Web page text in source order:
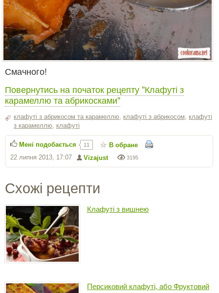
Смачного!
Повернутись на початок рецепту "Клафуті з
карамеллю та абрикосками"
клафуті з абрикосом та карамеллю клафуті з абрикосом
клафуті
з карамеллю клафуті
3195
Vizajust
22 липня 2013, 17:07
Мені подобається 11 В обране
Схожі рецепти
Клафуті з вишнею
Персиковий клафуті, або Фруктовий